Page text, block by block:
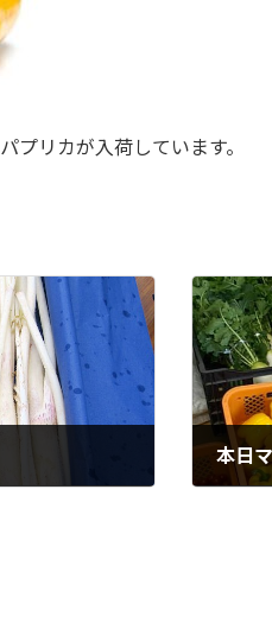
プリカが入荷しています。
本日